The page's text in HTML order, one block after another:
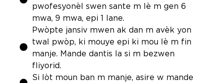
pwofesyonèl swen sante m lè m gen 6
mwa, 9 mwa, epi 1 lane.
Pwòpte jansiv mwen ak dan m avèk yon
twal pwòp, ki mouye epi ki mou lè m fin
manje. Mande dantis la si m bezwen
fliyorid.
Si lòt moun ban m manje, asire w mande